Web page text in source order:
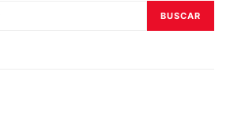
BUSCAR